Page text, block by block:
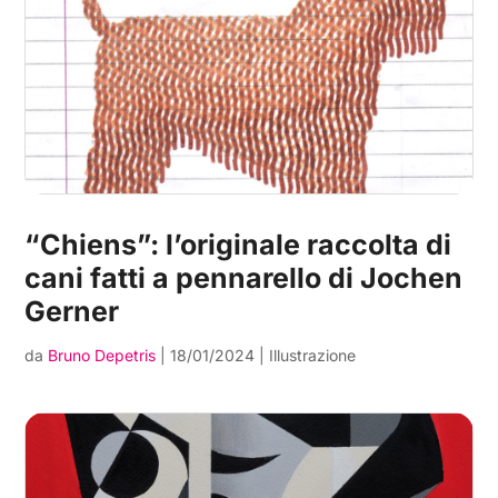
“Chiens”: l’originale raccolta di
cani fatti a pennarello di Jochen
Gerner
da Bruno Depetris |18/01/2024 Illustrazione